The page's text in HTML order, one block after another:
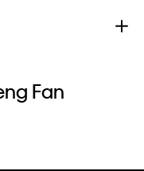
Fan